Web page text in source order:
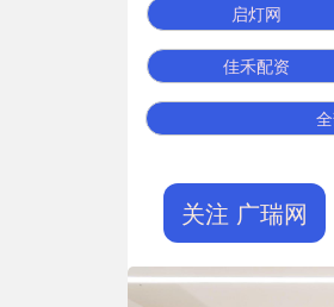
启灯网
佳禾配资
关注 广瑞网